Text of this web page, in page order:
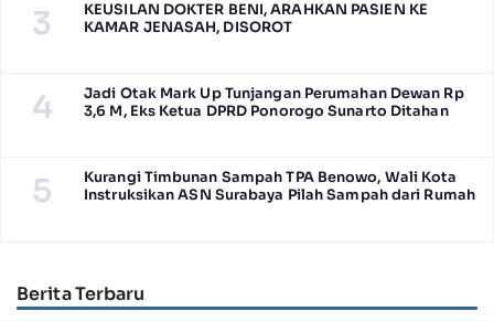
3
KEUSILAN DOKTER BENI, ARAHKAN PASIEN KE
KAMAR JENASAH, DISOROT
4
Jadi Otak Mark Up Tunjangan Perumahan Dewan Rp
3,6 M, Eks Ketua DPRD Ponorogo Sunarto Ditahan
5
Kurangi Timbunan Sampah TPA Benowo, Wali Kota
Instruksikan ASN Surabaya Pilah Sampah dari Rumah
Berita Terbaru